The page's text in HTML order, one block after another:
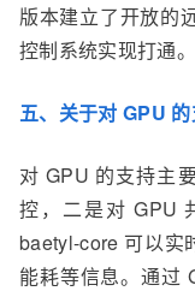
版本建立了开放的
控制系统实现打通。
五、关于对 GPU
对 GPU 的支持主
控，二是对 GPU
baetyl-core 可以实
能耗等信息。通过